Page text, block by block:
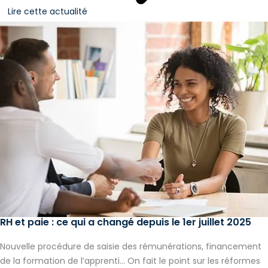
Lire cette actualité
RH et paie : ce qui a changé depuis le 1er juillet 2025
Nouvelle procédure de saisie des rémunérations, financement
de la formation de l’apprenti… On fait le point sur les réformes